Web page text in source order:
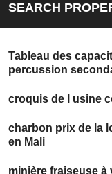
SEARCH
Tableau des
percussion
croquis de l usine
charbon prix de la
en Mali
minière fraiseuse à